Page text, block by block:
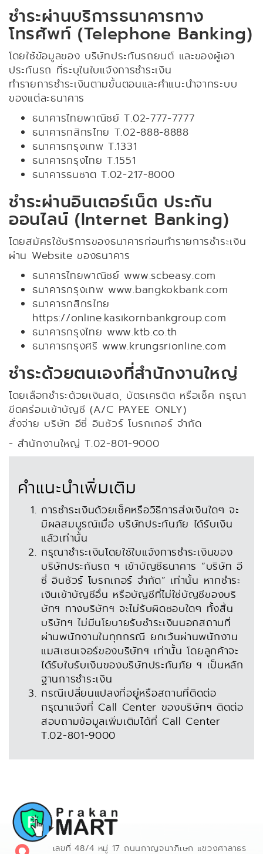
ชำระผ่านบริการธนาคารทาง
โทรศัพท์ (Telephone Banking)
โดยใช้ข้อมูลของ บริษัทประกันรถยนต์ และของผู้เอา
ประกันรถ ที่ระบุในใบแจ้งการชำระเงิน
ทำรายการชำระเงินตามขั้นตอนและคำแนะนำจากระบบ
ของแต่ละธนาคาร
ธนาคารไทยพาณิชย์ T.02-777-7777
ธนาคารกสิกรไทย T.02-888-8888
ธนาคารกรุงเทพ T.1331
ธนาคารกรุงไทย T.1551
ธนาคารธนชาต T.02-217-8000
ชำระผ่านอินเตอร์เน็ต ประกัน
ออนไลน์ (Internet Banking)
โดยสมัครใช้บริการของธนาคารก่อนทำรายการชำระเงิน
ผ่าน Website ของธนาคาร
ธนาคารไทยพาณิชย์ www.scbeasy.com
ธนาคารกรุงเทพ www.bangkokbank.com
ธนาคารกสิกรไทย
https://online.kasikornbankgroup.com
ธนาคารกรุงไทย www.ktb.co.th
ธนาคารกรุงศรี www.krungsrionline.com
ชำระด้วยตนเองที่สำนักงานใหญ่
โดยเลือกชำระด้วยเงินสด, บัตรเครดิต หรือเช็ค กรุณา
ขีดคร่อมเข้าบัญชี (A/C PAYEE ONLY)
สั่งจ่าย บริษัท อีซี่ อินชัวร์ โบรกเกอร์ จำกัด
- สำนักงานใหญ่ T.02-801-9000
คำแนะนำเพิ่มเติม
การชำระเงินด้วยเช็คหรือวิธีการส่งเงินใดๆ จะ
มีผลสมบูรณ์เมื่อ บริษัทประกันภัย ได้รับเงิน
แล้วเท่านั้น
กรุณาชำระเงินโดยใช้ใบแจ้งการชำระเงินของ
บริษัทประกันรถ ฯ เข้าบัญชีธนาคาร “บริษัท อี
ซี่ อินชัวร์ โบรกเกอร์ จำกัด” เท่านั้น หากชำระ
เงินเข้าบัญชีอื่น หรือบัญชีที่ไม่ใช่บัญชีของบริ
ษัทฯ ทางบริษัทฯ จะไม่รับผิดชอบใดๆ ทั้งสิ้น
บริษัทฯ ไม่มีนโยบายรับชำระเงินนอกสถานที่
ผ่านพนักงานในทุกกรณี ยกเว้นผ่านพนักงาน
แมสเซนเจอร์ของบริษัทฯ เท่านั้น โดยลูกค้าจะ
ได้รับใบรับเงินของบริษัทประกันภัย ฯ เป็นหลัก
ฐานการชำระเงิน
กรณีเปลี่ยนแปลงที่อยู่หรือสถานที่ติดต่อ
กรุณาแจ้งที่ Call Center ของบริษัทฯ ติดต่อ
สอบถามข้อมูลเพิ่มเติมได้ที่ Call Center
T.02-801-9000
เลขที่ 48/4 หมู่ 17 ถนนกาญจนาภิเษก แขวงศาลาธร